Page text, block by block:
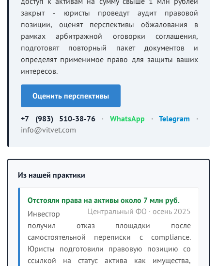
закрыт - юристы проведут аудит правовой
позиции, оценят перспективы обжалования в
рамках арбитражной оговорки соглашения,
подготовят повторный пакет документов и
определят применимое право для защиты ваших
интересов.
Оценить перспективы
+7 (983) 510-38-76 · WhatsApp ·Telegram ·
info@vitvet.com
Из нашей практики
Отстояли права на активы около 7 млн руб.
Центральный ФО · осень 2025
Инвестор
получил отказ площадки после
самостоятельной переписки с compliance.
Юристы подготовили правовую позицию со
ссылкой на статус актива как имущества,